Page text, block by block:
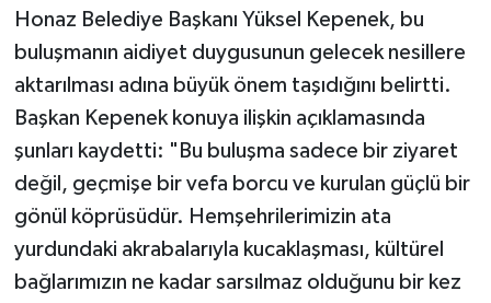
Honaz Belediye Başkanı Yüksel Kepenek, bu
buluşmanın aidiyet duygusunun gelecek nesillere
aktarılması adına büyük önem taşıdığını belirtti.
Başkan Kepenek konuya ilişkin açıklamasında
şunları kaydetti: "Bu buluşma sadece bir ziyaret
değil, geçmişe bir vefa borcu ve kurulan güçlü bir
gönül köprüsüdür. Hemşehrilerimizin ata
yurdundaki akrabalarıyla kucaklaşması, kültürel
bağlarımızın ne kadar sarsılmaz olduğunu bir kez